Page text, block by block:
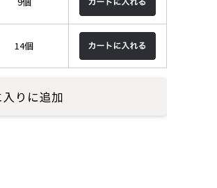
14個